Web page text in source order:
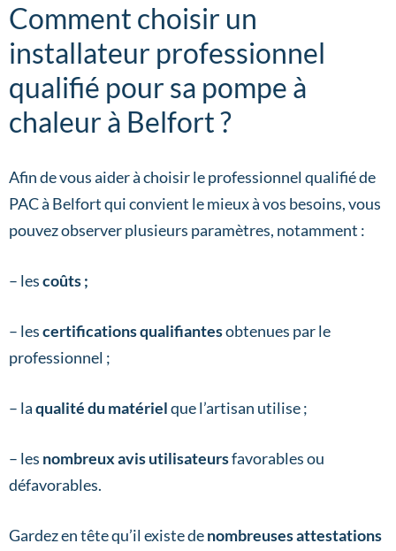
Comment choisir un
installateur professionnel
qualifié pour sa pompe à
chaleur à Belfort ?
Afin de vous aider à choisir le professionnel qualifié de
PAC à Belfort qui convient le mieux à vos besoins, vous
pouvez observer plusieurs paramètres, notamment :
– lescoûts ;
– lescertifications qualifiantesobtenues par le
professionnel ;
– laqualité du matérielque l’artisan utilise ;
– les nombreux avis utilisateursfavorables ou
défavorables.
Gardez en tête qu’il existe denombreuses attestations